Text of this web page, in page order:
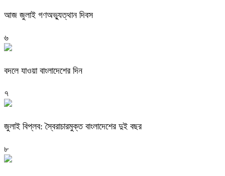
আজ জুলাই গণঅভ্যুত্থান দিবস
৬
বদলে যাওয়া বাংলাদেশের দিন
৭
জুলাই বিপ্লব: স্বৈরাচারমুক্ত বাংলাদেশের দুই বছর
৮